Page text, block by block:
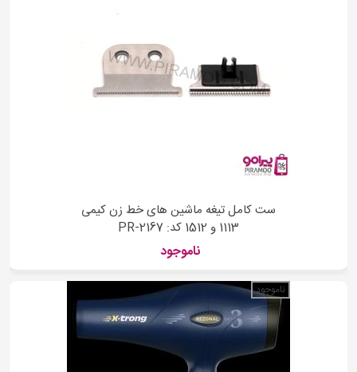
ست کامل تیغه ماشین های خط زن کیمی
1113 و 1512 کد: PR-2167
ناموجود
ناموجود